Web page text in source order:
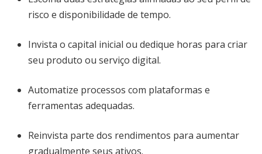
risco e disponibilidade de tempo.
Invista o capital inicial ou dedique horas para criar
seu produto ou serviço digital.
Automatize processos com plataformas e
ferramentas adequadas.
Reinvista parte dos rendimentos para aumentar
gradualmente seus ativos.